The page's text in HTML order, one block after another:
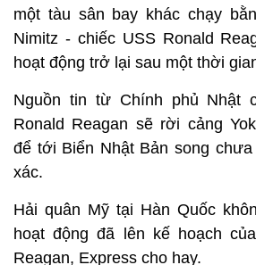
một tàu sân bay khác chạy
Nimitz - chiếc USS Ronald
hoạt động trở lại sau một thời
Nguồn tin từ Chính phủ Nhật
Ronald Reagan sẽ rời cảng
để tới Biển Nhật Bản song
xác.
Hải quân Mỹ tại Hàn Quốc
hoạt động đã lên kế hoạch
Reagan, Express cho hay.